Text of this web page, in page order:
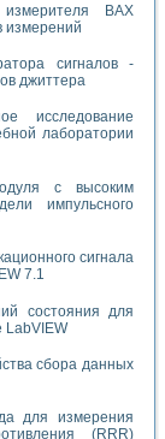
измерителя ВАХ
измерений
сигналов -
джиттера
исследование
лаборатории
с высоким
импульсного
сигнала
7.1
состояния для
LabVIEW
сбора данных
для измерения
(RRR)